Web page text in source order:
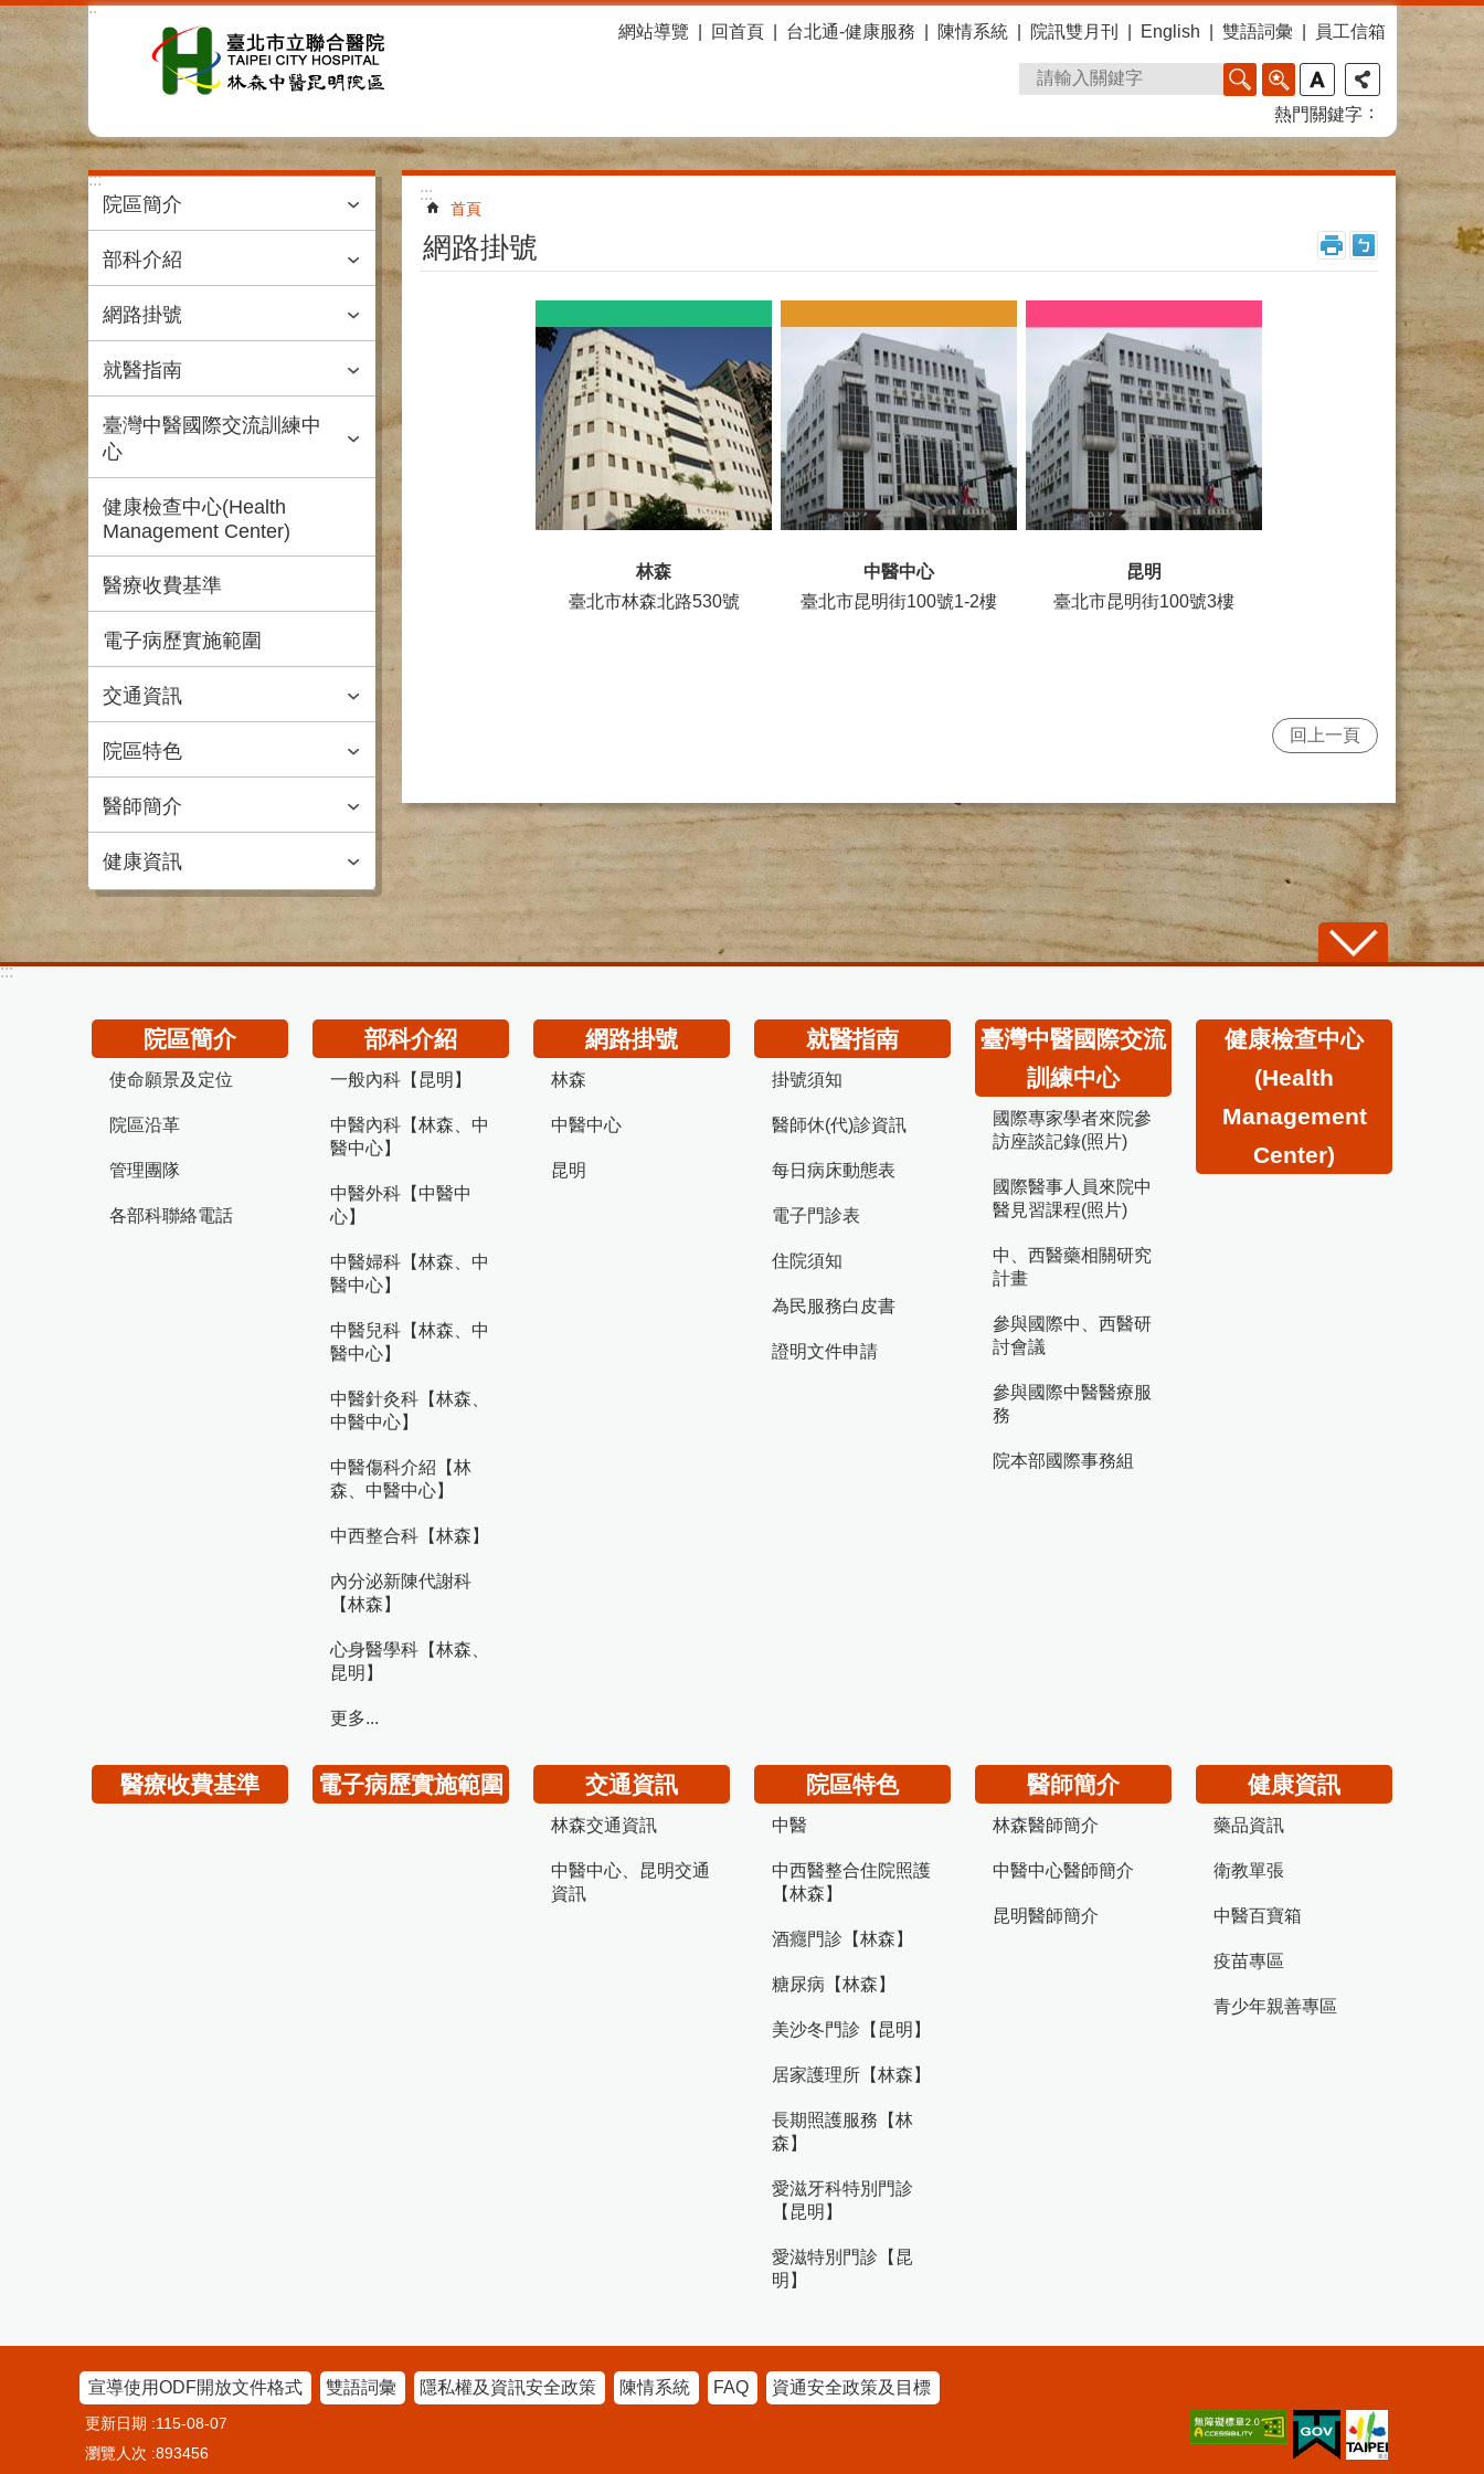
跳到主要內容區塊
:::
網站導覽
回首頁 台北通-健康服務 陳情系統 院訊雙月刊 English 雙語詞彙 員工信箱
熱門關鍵字
:::
院區簡介
部科介紹
網路掛號
就醫指南
臺灣中醫國際交流訓練中
心
健康檢查中心(Health
Management Center)
醫療收費基準
電子病歷實施範圍
交通資訊
院區特色
醫師簡介
健康資訊
:::
首頁
網路掛號
林森
臺北市林森北路530號
中醫中心
臺北市昆明街100號1-2樓
昆明
臺北市昆明街100號3樓
回上一頁
:::
院區簡介
使命願景及定位
院區沿革
管理團隊
各部科聯絡電話
部科介紹
一般內科【昆明】
中醫內科【林森、中
醫中心】
中醫外科【中醫中
心】
中醫婦科【林森、中
醫中心】
中醫兒科【林森、中
醫中心】
中醫針灸科【林森、
中醫中心】
中醫傷科介紹【林
森、中醫中心】
中西整合科【林森】
內分泌新陳代謝科
【林森】
心身醫學科【林森、
昆明】
更多...
網路掛號
林森
中醫中心
昆明
就醫指南
掛號須知
醫師休(代)診資訊
每日病床動態表
電子門診表
住院須知
為民服務白皮書
證明文件申請
臺灣中醫國際交流
訓練中心
國際專家學者來院參
訪座談記錄(照片)
國際醫事人員來院中
醫見習課程(照片)
中、西醫藥相關研究
計畫
參與國際中、西醫研
討會議
參與國際中醫醫療服
務
院本部國際事務組
健康檢查中心
(Health
Management
Center)
醫療收費基準 電子病歷實施範圍 交通資訊
林森交通資訊
中醫中心、昆明交通
資訊
院區特色
中醫
中西醫整合住院照護
【林森】
酒癮門診【林森】
糖尿病【林森】
美沙冬門診【昆明】
居家護理所【林森】
長期照護服務【林
森】
愛滋牙科特別門診
【昆明】
愛滋特別門診【昆
明】
醫師簡介
林森醫師簡介
中醫中心醫師簡介
昆明醫師簡介
健康資訊
藥品資訊
衛教單張
中醫百寶箱
疫苗專區
青少年親善專區
宣導使用ODF開放文件格式 雙語詞彙 隱私權及資訊安全政策 陳情系統 FAQ 資通安全政策及目標
更新日期
115-08-07
瀏覽人次 893456